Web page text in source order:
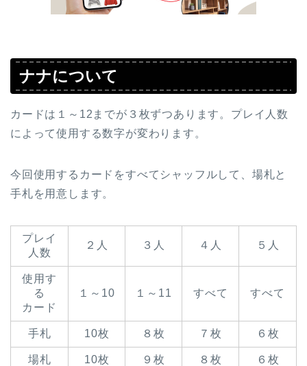
ナナについて
カードは１～12までが３枚ずつあります。プレイ人数
によって使用する数字が変わります。
今回使用するカードをすべてシャッフルして、場札と
手札を用意します。
プレイ
人数
２人 ３人 ４人 ５人
使用す
る
カード
１～10 １～11 すべて すべて
手札 10枚 ８枚 ７枚 ６枚
場札 10枚 ９枚 ８枚 ６枚